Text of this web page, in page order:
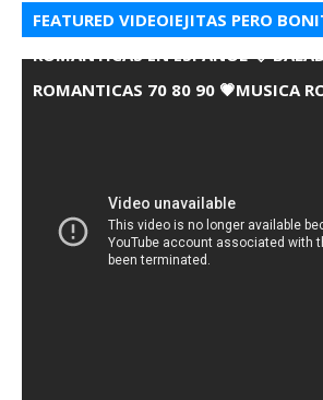
FEATURED VIDEOIEJITAS PERO
ROMANTICAS EN ESPANOL 💘
ROMANTICAS 70 80 90 💗MUSICA